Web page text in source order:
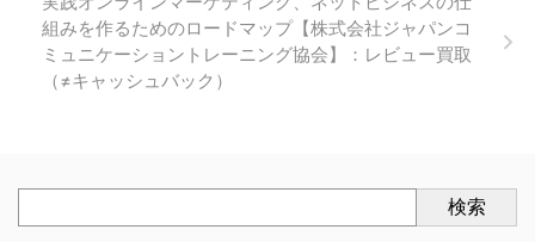
組みを作るためのロードマップ【株式会社ジャパンコ
ミュニケーショントレーニング協会】：レビュー買取
（≠キャッシュバック）
検索